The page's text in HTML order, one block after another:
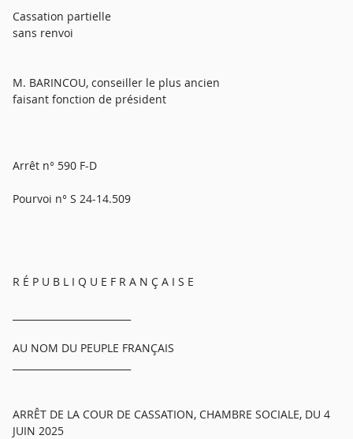
Cassation partielle
sans renvoi
M. BARINCOU, conseiller le plus ancien
faisant fonction de président
Arrêt n° 590 F-D
Pourvoi n° S 24-14.509
R É P U B L I Q U E F R A N Ç A I S E
AU NOM DU PEUPLE FRANÇAIS
ARRÊT DE LA COUR DE CASSATION, CHAMBRE SOCIALE, DU 4
JUIN 2025